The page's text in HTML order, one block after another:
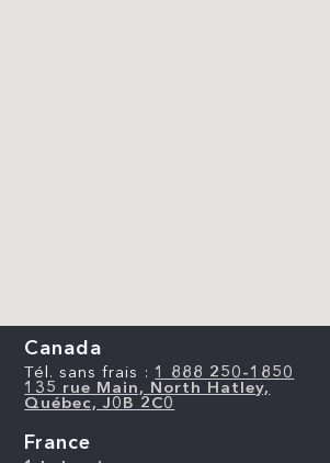
Canada
Tél. sans frais : 1 888 250-1850
135 rue Main, North Hatley,
Québec, J0B 2C0
France